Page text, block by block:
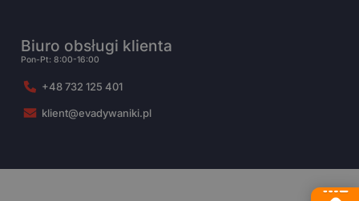
Biuro obsługi klienta
Pon-Pt: 8:00-16:00
+48 732 125 401
klient@evadywaniki.pl